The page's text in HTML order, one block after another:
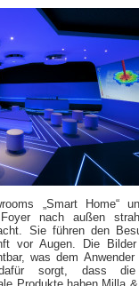
„Smart Home“
nach außen
Sie führen den
vor Augen. Die
was dem
sorgt, dass die